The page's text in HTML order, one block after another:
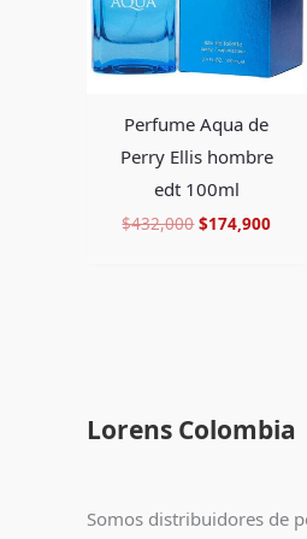
Perfume Aqua de
Perry Ellis hombre
edt 100ml
$432,000 $174,900
Lorens Colombia
Somos distribuidores de